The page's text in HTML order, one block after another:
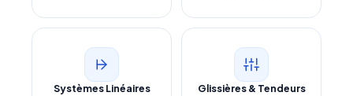
Systèmes Linéaires Glissières & Tendeurs